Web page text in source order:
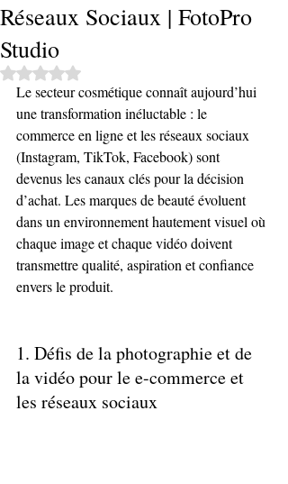
Réseaux Sociaux | FotoPro
Studio
Noté NaN étoiles sur 5.
Le secteur cosmétique connaît aujourd’hui
une transformation inéluctable : le
commerce en ligne et les réseaux sociaux
(Instagram, TikTok, Facebook) sont
devenus les canaux clés pour la décision
d’achat. Les marques de beauté évoluent
dans un environnement hautement visuel où
chaque image et chaque vidéo doivent
transmettre qualité, aspiration et confiance
envers le produit.
1. Défis de la photographie et de
la vidéo pour le e-commerce et
les réseaux sociaux